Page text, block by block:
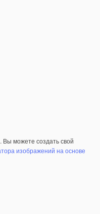
. Вы можете создать свой
изображений на основе